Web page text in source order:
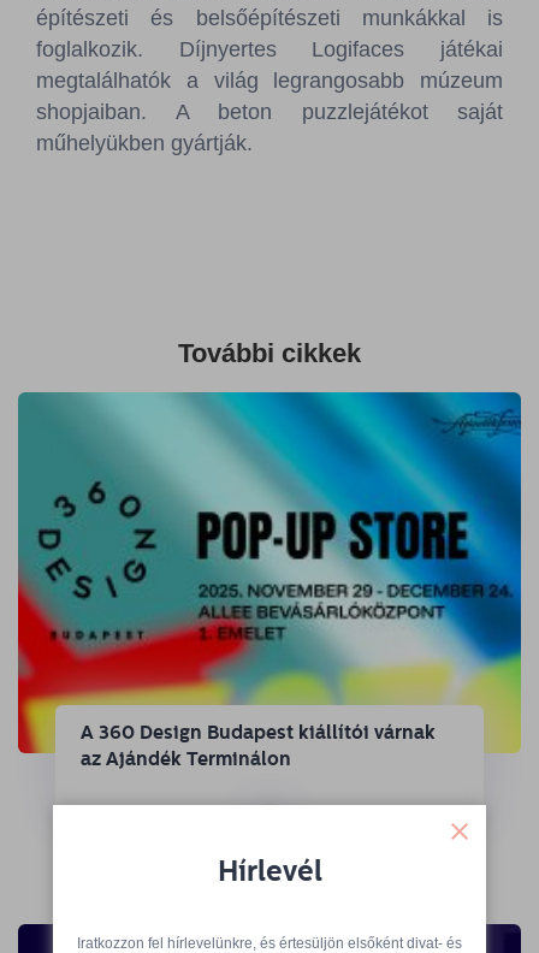
Hírek
Pályázatok
Sajtószoba
építészeti és belsőépítészeti munkákkal is
foglalkozik. Díjnyertes Logifaces játékai
megtalálhatók a világ legrangosabb múzeum
shopjaiban. A beton puzzlejátékot saját
műhelyükben gyártják.
További cikkek
A 360 Design Budapest kiállítói várnak
az Ajándék Terminálon
Hírlevél
Iratkozzon fel hírlevelünkre, és értesüljön elsőként divat- és